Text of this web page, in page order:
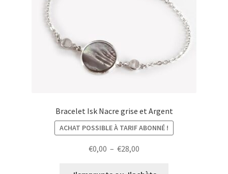
Bracelet Isk Nacre grise et Argent
ACHAT POSSIBLE À TARIF ABONNÉ !
€0,00 – €28,00